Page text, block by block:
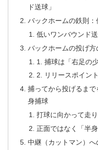
ド送球」
バックホームの鉄則：
低いワンバウンド
バックホームの投げ方
1. 捕球は「右足の
2. リリースポイン
捕ってから投げるま
身捕球
打球に向かって走
正面ではなく「半
中継（カットマン）